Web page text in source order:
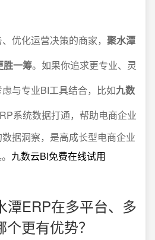
优化运营决策的商家， 聚水潭
胜一筹。如果你追求更专业、灵
与专业BI工具结合，比如九数
系统数据打通，帮助电商企业
据洞察，是高成长型电商企业
九数云BI免费在线试用
潭ERP在多平台、多
更有优势？